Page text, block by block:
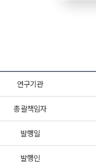
연구기관
총괄책임자
발행일
발행인